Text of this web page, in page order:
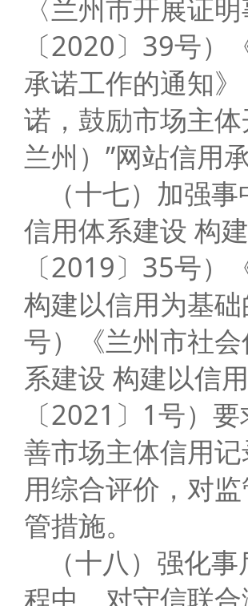
〈兰州市开展证
〔2020〕39号
承诺工作的通知
诺，鼓励市场主
兰州）”网站信用
（十七）加强
信用体系建设 构
〔2019〕35号
构建以信用为基
号）《兰州市社
系建设 构建以信
〔2021〕1号）
善市场主体信用
用综合评价，对
管措施。
（十八）强化
程中，对守信联